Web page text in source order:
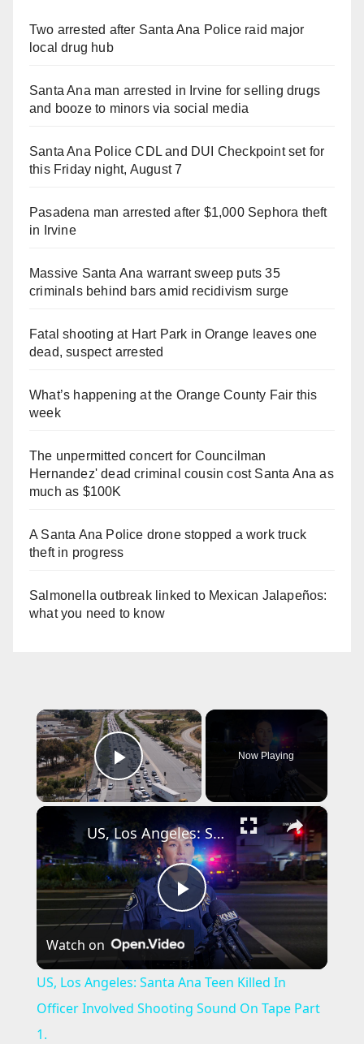
Two arrested after Santa Ana Police raid major
local drug hub
Santa Ana man arrested in Irvine for selling drugs
and booze to minors via social media
Santa Ana Police CDL and DUI Checkpoint set for
this Friday night, August 7
Pasadena man arrested after $1,000 Sephora theft
in Irvine
Massive Santa Ana warrant sweep puts 35
criminals behind bars amid recidivism surge
Fatal shooting at Hart Park in Orange leaves one
dead, suspect arrested
What’s happening at the Orange County Fair this
week
The unpermitted concert for Councilman
Hernandez' dead criminal cousin cost Santa Ana as
much as $100K
A Santa Ana Police drone stopped a work truck
theft in progress
Salmonella outbreak linked to Mexican Jalapeños:
what you need to know
×
Play Video
Now Playing
×
P
l
a
US, Los Angeles: Santa Ana Teen Killed In Officer Involved Shooting Sound On Tape Part 1.
Watch on
US, Los Angeles: Santa Ana Teen Killed In
Officer Involved Shooting Sound On Tape Part
1.